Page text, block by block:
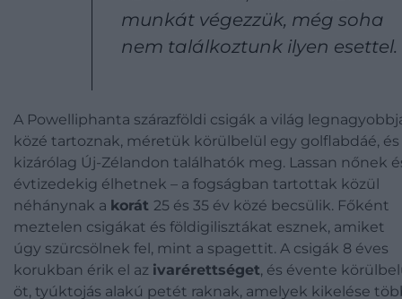
munkát végezzük, még soha
nem találkoztunk ilyen esettel.
A Powelliphanta szárazföldi csigák a világ
közé tartoznak, méretük körülbelül egy golflabdáé, és
kizárólag Új-Zélandon találhatók meg. Lassan nőnek
évtizedekig élhetnek – a fogságban tartottak közül
néhánynak a korát 25 és 35 év közé becsülik. Főként
meztelen csigákat és földigilisztákat esznek, amiket
úgy szürcsölnek fel, mint a spagettit. A csigák 8 éves
korukban érik el az ivarérettséget, és évente
öt, tyúktojás alakú petét raknak, amelyek kikelése